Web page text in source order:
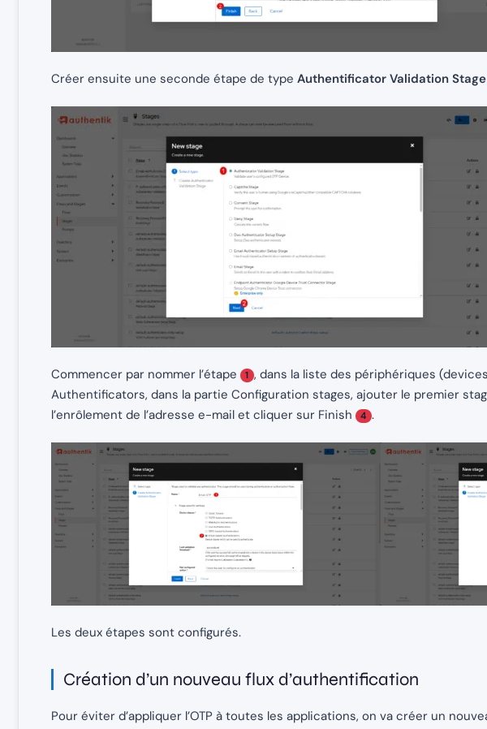
Créer ensuite une seconde étape de type Authentificator Validation Stage
Commencer par nommer l’étape 1 , dans la liste des périphériques
Authentificators, dans la partie Configuration stages, ajouter le premier
l’enrôlement de l’adresse e-mail et cliquer sur Finish
4 .
Les deux étapes sont configurés.
Création d’un nouveau flux d’authentification
Pour éviter d’appliquer l’OTP à toutes les applications, on va créer un